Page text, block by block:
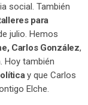
social. También
para
julio. Hemos
Carlos González,
Hoy también
y que Carlos
Elche.